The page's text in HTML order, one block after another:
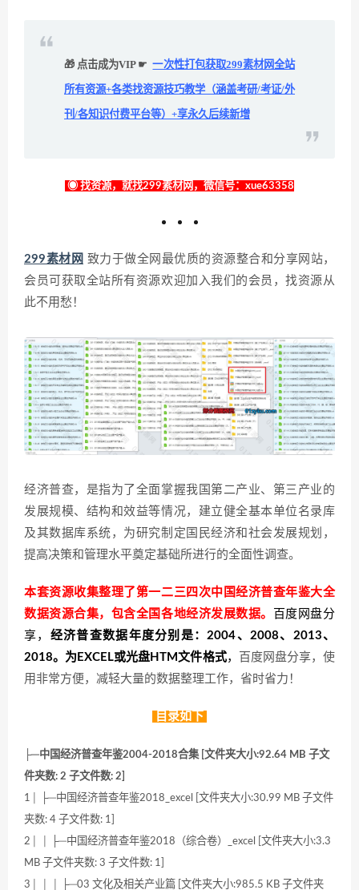
🎁 点击成为VIP ☛ 一次性打包获取299素材网全站
所有资源+各类找资源技巧教学（涵盖考研/考证/外
刊/各知识付费平台等）+享永久后续新增
◉ 找资源，就找299素材网，微信号：xue63358
299素材网 致力于做全网最优质的资源整合和分享网站，
会员可获取全站所有资源欢迎加入我们的会员，找资源从
此不用愁！
经济普查，是指为了全面掌握我国第二产业、第三产业的
发展规模、结构和效益等情况，建立健全基本单位名录库
及其数据库系统，为研究制定国民经济和社会发展规划，
提高决策和管理水平奠定基础所进行的全面性调查。
本套资源收集整理了第一二三四次中国经济普查年鉴大全
数据资源合集，包含全国各地经济发展数据。
百度网盘分
享， 经济普查数据年度分别是：2004、2008、2013、
2018。为EXCEL或光盘HTM文件格式，
百度网盘分享，使
用非常方便，减轻大量的数据整理工作，省时省力！
目录如下
├─中国经济普查年鉴2004-2018合集 [文件夹大小:92.64 MB 子文
件夹数: 2 子文件数: 2]
1│ ├─中国经济普查年鉴2018_excel [文件夹大小:30.99 MB 子文件
夹数: 4 子文件数: 1]
2│ │ ├─中国经济普查年鉴2018（综合卷）_excel [文件夹大小:3.3
MB 子文件夹数: 3 子文件数: 1]
3│ │ │ ├─03 文化及相关产业篇 [文件夹大小:985.5 KB 子文件夹